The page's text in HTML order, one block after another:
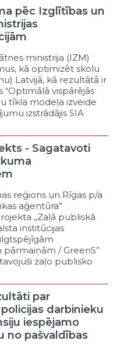
krīžu pasākumi
un būvniecības
organizēšana
citu publisko
izstrāde
izstrāde
prasību
stāvokļa
un
(„public
ūdeņu attīrīšana
pēc Izglītības un
ministrija (IZM)
kā optimizēt skolu
Latvijā, kā rezultātā ir
vispārējās
tīkla modeļa izveide
izstrādājis SIA
- Sagatavoti
reģions un Rīgas p/a
aģentūra”
„Zaļā publiskā
institūcijas
/ GreenS”
zaļo publisko
par
darbinieku
iespējamo
no pašvaldības